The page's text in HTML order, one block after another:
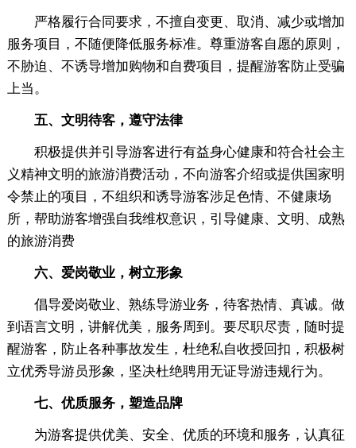
严格履行合同要求，不擅自变更、取消、减少或增加
服务项目，不随便降低服务标准。尊重游客自愿的原则，
不胁迫、不诱导增加购物和自费项目，提醒游客防止受骗
上当。
五、文明待客，遵守法律
积极提供并引导游客进行有益身心健康和符合社会主
义精神文明的旅游消费活动，不向游客介绍或提供国家明
令禁止的项目，不组织和诱导游客涉足色情、不健康场
所，帮助游客增强自我维权意识，引导健康、文明、成熟
的旅游消费
六、爱岗敬业，树立形象
倡导爱岗敬业、熟练导游业务，待客热情、真诚。做
到语言文明，讲解优美，服务周到。要尽职尽责，随时提
醒游客，防止各种事故发生，杜绝私自收授回扣，积极树
立优秀导游员形象，坚决杜绝聘用无证导游违规行为。
七、优质服务，塑造品牌
为游客提供优美、安全、优质的环境和服务，认真征